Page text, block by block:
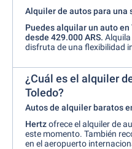
Alquiler de autos para una
Puedes alquilar un auto
desde 429.000 ARS.
disfruta de una flexibilidad
¿Cuál es el alquiler
Toledo?
Autos de alquiler baratos
Hertzofrece el alquiler de
este momento. También
en el aeropuerto